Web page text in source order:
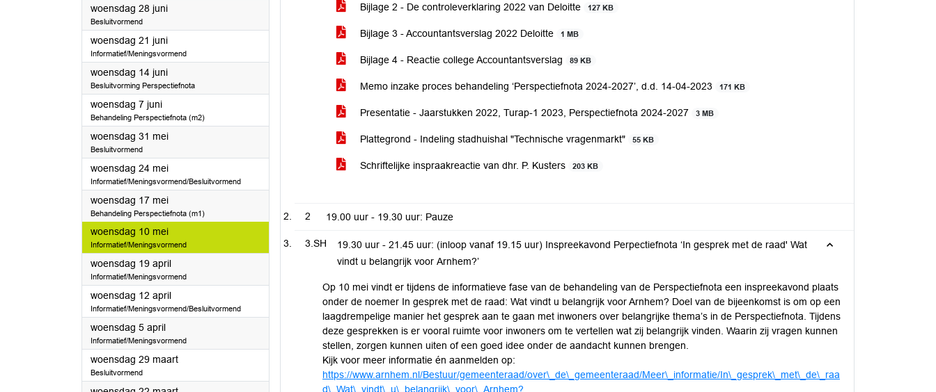
woensdag 28 juni2023
Besluitvormend
woensdag 21 juni2023
Informatief/Meningsvormend
woensdag 14 juni2023
Besluitvorming Perspectiefnota
woensdag 7 juni2023
Behandeling Perspectiefnota (m2)
woensdag 31 mei2023
Besluitvormend
woensdag 24 mei2023
Informatief/Meningsvormend/Besluitvormend
woensdag 17 mei2023
Behandeling Perspectiefnota (m1)
woensdag 10 mei2023
Informatief/Meningsvormend
woensdag 19 april2023
Informatief/Meningsvormend
woensdag 12 april2023
Informatief/Meningsvormend/Besluitvormend
woensdag 5 april2023
Informatief/Meningsvormend
woensdag 29 maart2023
Besluitvormend
Bijlage 2 - De controleverklaring 2022 van Deloitte 127 KB
Bijlage 3 - Accountantsverslag 2022 Deloitte 1 MB
Bijlage 4 - Reactie college Accountantsverslag 89 KB
Memo inzake proces behandeling ‘Perspectiefnota 2024-2027’, d.d. 14-04-2023 171 KB
Presentatie - Jaarstukken 2022, Turap-1 2023, Perspectiefnota 2024-2027 3 MB
Plattegrond - Indeling stadhuishal "Technische vragenmarkt" 55 KB
Schriftelijke inspraakreactie van dhr. P. Kusters 203 KB
2 19.00 uur - 19.30 uur: Pauze
3.SH
19.30 uur - 21.45 uur: (inloop vanaf 19.15 uur) Inspreekavond Perpectiefnota ‘In gesprek met de raad' Wat
vindt u belangrijk voor Arnhem?’
Op 10 mei vindt er tijdens de informatieve fase van de behandeling van de Perspectiefnota een inspreekavond plaats
onder de noemer In gesprek met de raad: Wat vindt u belangrijk voor Arnhem? Doel van de bijeenkomst is om op een
laagdrempelige manier het gesprek aan te gaan met inwoners over belangrijke thema’s in de Perspectiefnota. Tijdens
deze gesprekken is er vooral ruimte voor inwoners om te vertellen wat zij belangrijk vinden. Waarin zij vragen kunnen
stellen, zorgen kunnen uiten of een goed idee onder de aandacht kunnen brengen.
Kijk voor meer informatie én aanmelden op:
https://www.arnhem.nl/Bestuur/gemeenteraad/over\_de\_gemeenteraad/Meer\_informatie/In\_gesprek\_met\_de\_raa
d\_Wat\_vindt\_u\_belangrijk\_voor\_Arnhem?